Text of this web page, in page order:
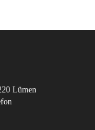
Lümen